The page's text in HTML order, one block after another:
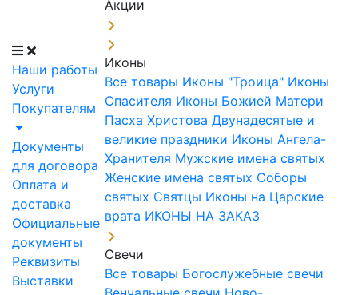
Наши работы
Услуги
Покупателям
Документы
для договора
Оплата и
доставка
Официальные
документы
Реквизиты
Выставки
Акции
Иконы
Все товары Иконы "Троица" Иконы
Спасителя Иконы Божией Матери
Пасха Христова Двунадесятые и
великие праздники Иконы Ангела-
Хранителя Мужские имена святых
Женские имена святых Соборы
святых Святцы Иконы на Царские
врата ИКОНЫ НА ЗАКАЗ
Свечи
Все товары Богослужебные свечи